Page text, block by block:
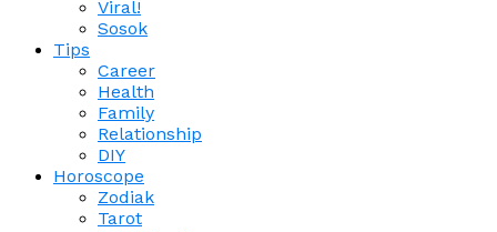
Viral!
Sosok
Tips
Career
Health
Family
Relationship
DIY
Horoscope
Zodiak
Tarot